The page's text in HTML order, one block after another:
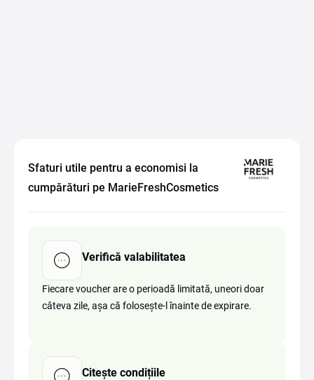
Sfaturi utile pentru a economisi la
cumpărături pe MarieFreshCosmetics
Verifică valabilitatea
Fiecare voucher are o perioadă limitată, uneori doar
câteva zile, așa că folosește-l înainte de expirare.
Citește condițiile